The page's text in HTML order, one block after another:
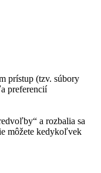
prístup (tzv. súbory
preferencií
a rozbalia sa
môžete kedykoľvek